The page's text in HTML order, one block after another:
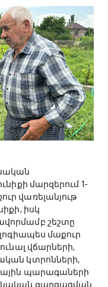
մարզերում 1-
վառելանյութ
իսկ
շեշտը
մաքուր
վճարների,
կտրոնների,
պարագաների
զարգացման